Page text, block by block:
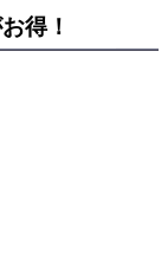
得！